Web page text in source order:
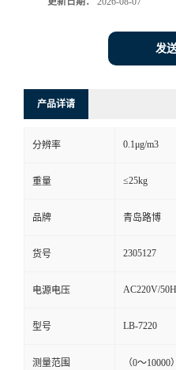
方
式
在
线
留
发
产品详请
分辨率 0.1μg/m3
重量 ≤25kg
品牌 青岛路博
货号 2305127
电源电压 AC220V/
型号 LB-7220
测量范围 （0～10000